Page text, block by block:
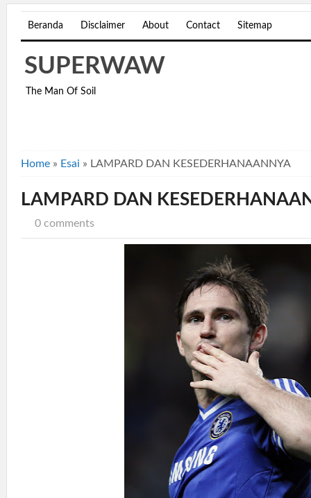
Beranda Disclaimer About Contact Sitemap
SUPERWAW
The Man Of Soil
Home » Esai » LAMPARD DAN KESEDERHANAANNYA
LAMPARD DAN
0 comments